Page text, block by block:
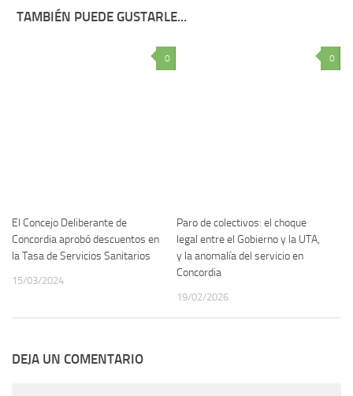
TAMBIÉN PUEDE GUSTARLE...
0
El Concejo Deliberante de
Concordia aprobó descuentos en
la Tasa de Servicios Sanitarios
15/03/2024
0
Paro de colectivos: el choque
legal entre el Gobierno y la UTA,
y la anomalía del servicio en
Concordia
19/02/2026
DEJA UN COMENTARIO